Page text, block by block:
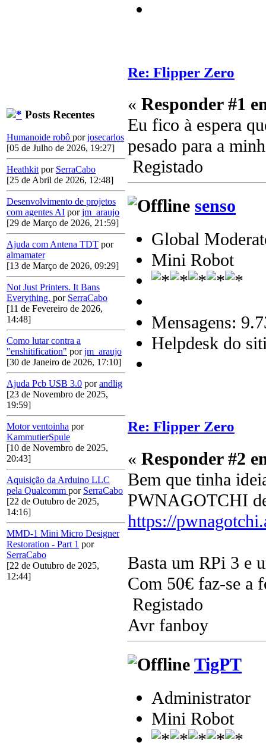
Posts Recentes
Humanoide robô porjosecarlos
[05 de Julho de 2026, 19:27]
Heathkit por SerraCabo
[25 de Abril de 2026, 12:48]
Desenvolvimento de projetos
com agentes AI porjm_araujo
[29 de Março de 2026, 21:59]
Ajuda com Antena TDT por
almamater
[13 de Março de 2026, 09:29]
Not Just Printers. It Bans
Everything. por SerraCabo
[11 de Fevereiro de 2026,
14:48]
Como lutar contra a
"enshitification" porjm_araujo
[30 de Janeiro de 2026, 17:10]
Ajuda Pcb USB 3.0 porandlig
[23 de Novembro de 2025,
19:59]
Motor ventoinha por
KammutierSpule
[10 de Novembro de 2025,
20:43]
Aquisição da Arduino LLC
pela Qualcomm por SerraCabo
[22 de Outubro de 2025,
14:16]
MMD-1 Mini Micro Designer
Restoration - Part 1 por
SerraCabo
[22 de Outubro de 2025,
12:44]
Re: Flipper Zero
« Responder #1
Eu fico à espera
pesado para a
Registado
senso
Global
Mini Robot
Mensagens:
Helpdesk do
Re: Flipper Zero
« Responder #2
Bem que tinha
PWNAGOTCHI
https://
Basta um RPi 3 e
Com 50€ faz-se a
Registado
Avr fanboy
TigPT
Administrator
Mini Robot